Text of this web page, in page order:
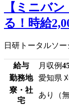
【ミニバ
る！時給
日研トータルソ
給与 月収例
勤務地
愛知県
寮・社
宅
あり（無